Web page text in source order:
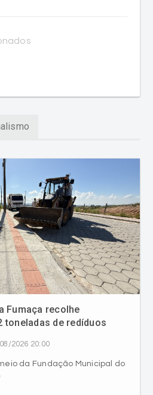
Fumaça recolhe
toneladas de redíduos
2026 20:00
da Fundação Municipal do